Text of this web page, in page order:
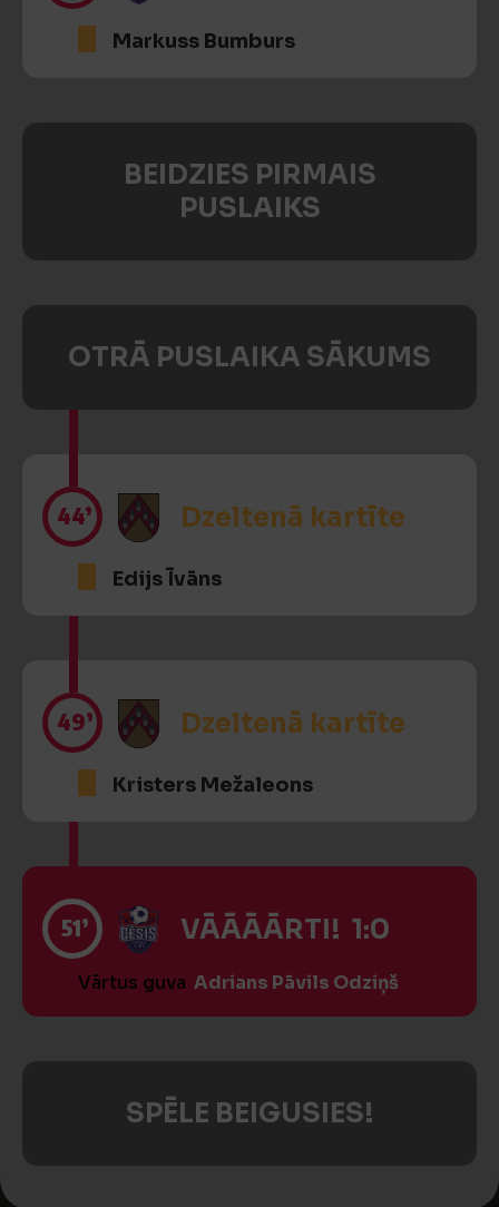
Markuss Bumburs
BEIDZIES PIRMAIS
PUSLAIKS
OTRĀ PUSLAIKA SĀKUMS
44’ Dzeltenā kartīte
Edijs Īvāns
49’ Dzeltenā kartīte
Kristers Mežaleons
51’ VĀĀĀĀRTI! 1:0
Vārtus guva Adrians Pāvils Odziņš
SPĒLE BEIGUSIES!